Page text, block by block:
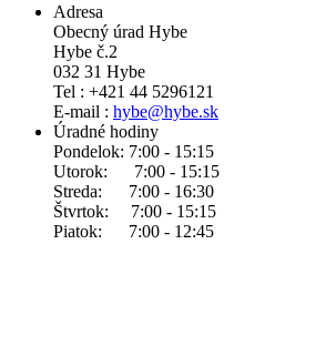
Adresa
Obecný úrad Hybe
Hybe č.2
032 31 Hybe
Tel : +421 44 5296121
E-mail : hybe@hybe.sk
Úradné hodiny
Pondelok: 7:00 - 15:15
Utorok: 7:00 - 15:15
Streda: 7:00 - 16:30
Štvrtok: 7:00 - 15:15
Piatok: 7:00 - 12:45